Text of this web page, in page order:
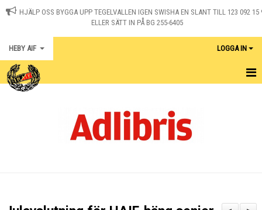
HJÄLP OSS BYGGA UPP TEGELVALLEN IGEN SWISHA EN SLANT TILL 123 092 15
ELLER SÄTT IN PÅ BG 255-6405
HEBY AIF LOGGA IN